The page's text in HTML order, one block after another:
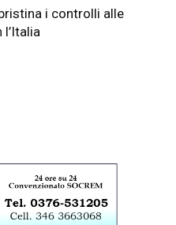
i controlli alle